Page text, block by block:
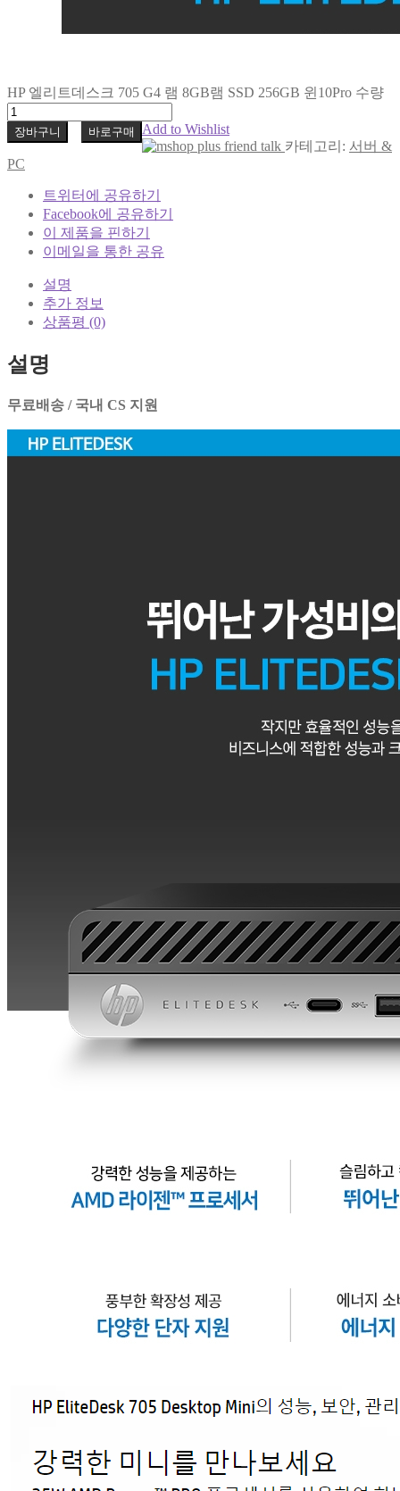
HP 엘리트데스크 705 G4 램 8GB램 SSD 256GB 윈10Pro 수량
장바구니 바로구매
Add to Wishlist
카테고리: 서버 &
PC
트위터에 공유하기
Facebook에 공유하기
이 제품을 핀하기
이메일을 통한 공유
설명
추가 정보
상품평 (0)
설명
무료배송 / 국내 CS 지원